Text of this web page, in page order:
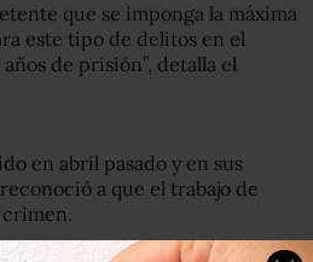
que se imponga la máxima
este tipo de delitos en el
de prisión”, detalla el
en abril pasado y en sus
a que el trabajo de
crimen.